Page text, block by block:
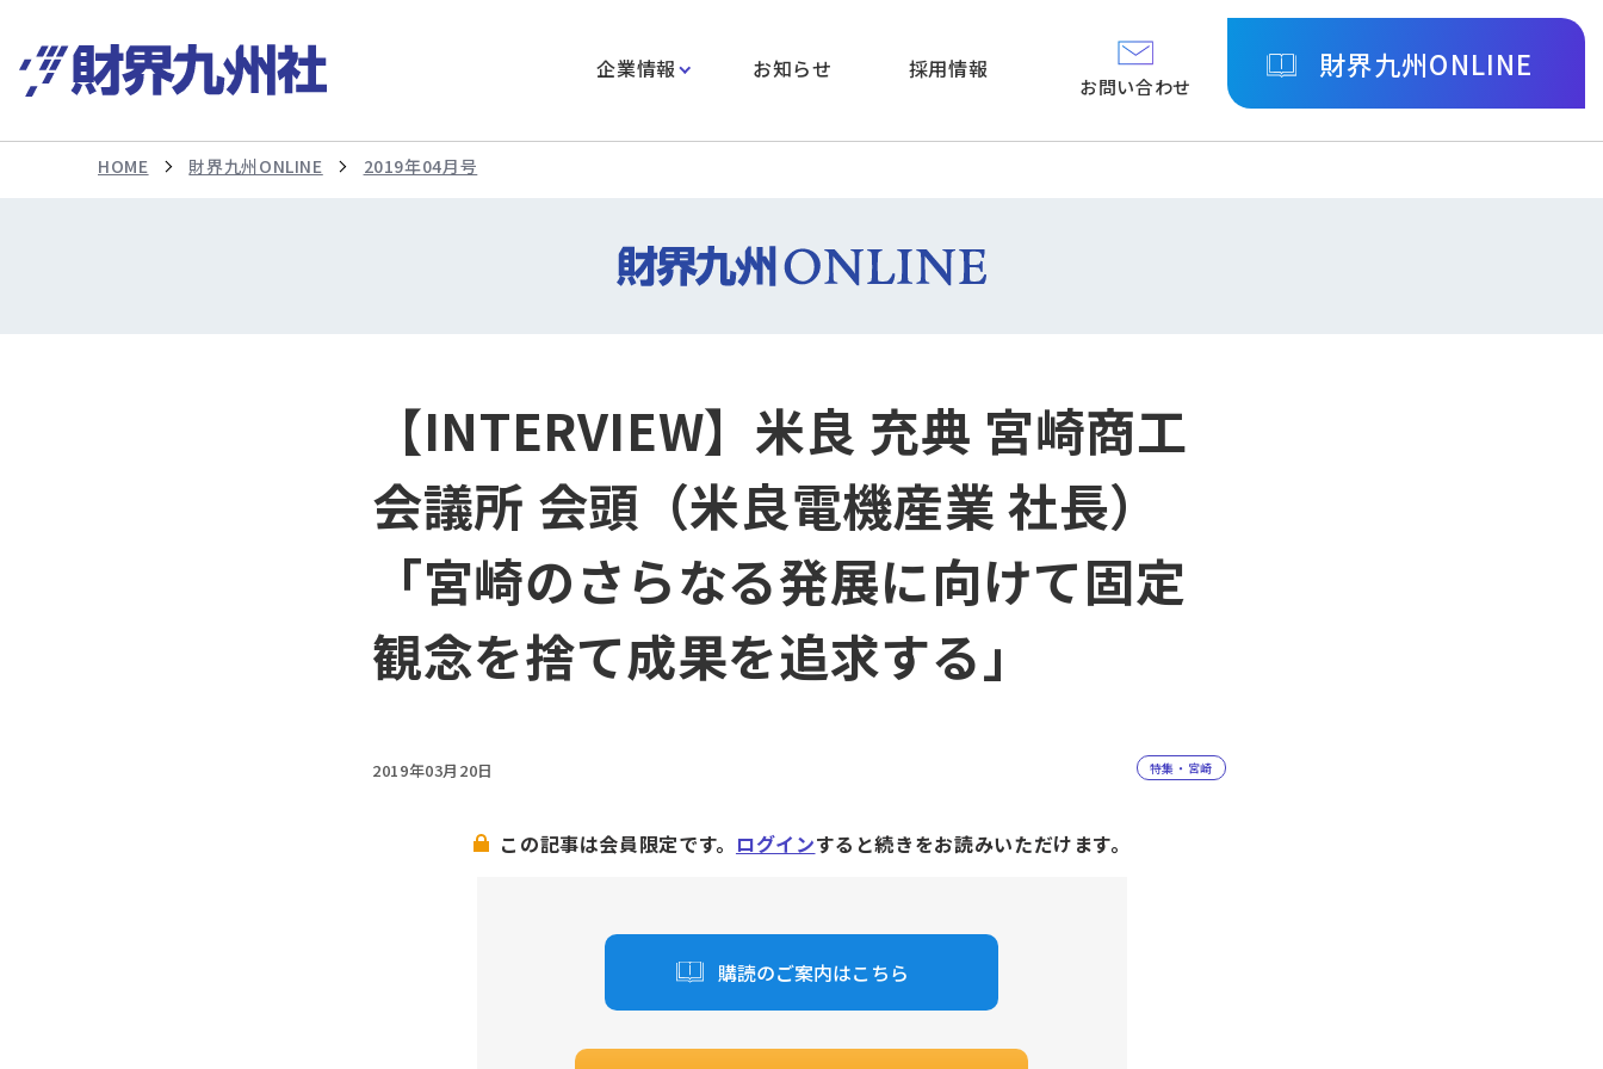
企業情報 お知らせ 採用情報
お問い合わせ
財界九州ONLINE
HOME 財界九州ONLINE 2019年04月号
【INTERVIEW】米良 充典 宮崎商工
会議所 会頭（米良電機産業 社長）
「宮崎のさらなる発展に向けて固定
観念を捨て成果を追求する」
2019年03月20日 特集・宮崎
この記事は会員限定です。 ログインすると続きをお読みいただけます。
購読のご案内はこちら